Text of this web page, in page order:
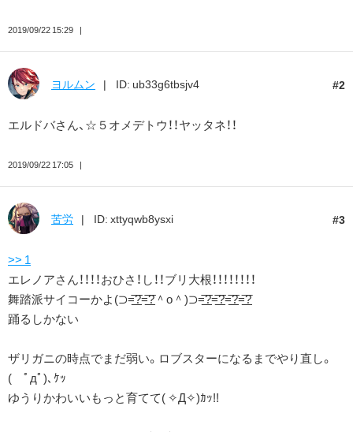
2019/09/22 15:29
2
ヨルムン ID: ub33g6tbsjv4
エルドバさん、☆５オメデトウ！！ヤッタネ！！
2019/09/22 17:05
3
苦労 ID: xttyqwb8ysxi
>> 1
エレノアさん！！！！おひさ！し！！ブリ大根！！！！！！！！
舞踏派サイコーかよ(⊃=͟͟͞͞?=͟͟͞͞?＾o＾)⊃=͟͟͞͞?=͟͟͞͞?=͟͟͞͞?=͟͟͞?
踊るしかない
ザリガニの時点でまだ弱い。ロブスターになるまでやり直し。
( ﾟдﾟ)､ｹｯ
ゆうりかわいいもっと育てて( ✧Д✧)ｶｯ!!